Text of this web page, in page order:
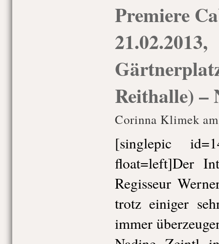
Premiere
21.02.2013,
Reithalle)
Corinna Klimek
[singlepic
float=left]Der
Regisseur
trotz einiger
immer